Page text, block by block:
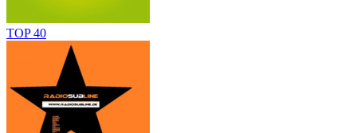
TOP 40